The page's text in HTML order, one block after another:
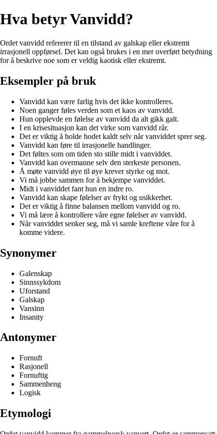
Hva betyr Vanvidd?
Ordet vanvidd refererer til en tilstand av galskap eller ekstremt
irrasjonell oppførsel. Det kan også brukes i en mer overført betydning
for å beskrive noe som er veldig kaotisk eller ekstremt.
Eksempler på bruk
Vanvidd kan være farlig hvis det ikke kontrolleres.
Noen ganger føles verden som et kaos av vanvidd.
Hun opplevde en følelse av vanvidd da alt gikk galt.
I en krisesituasjon kan det virke som vanvidd rår.
Det er viktig å holde hodet kaldt selv når vanviddet sprer seg.
Vanvidd kan føre til irrasjonelle handlinger.
Det føltes som om tiden sto stille midt i vanviddet.
Vanvidd kan overmanne selv den sterkeste personen.
Å møte vanvidd øye til øye krever styrke og mot.
Vi må jobbe sammen for å bekjempe vanviddet.
Midt i vanviddet fant hun en indre ro.
Vanvidd kan skape følelser av frykt og usikkerhet.
Det er viktig å finne balansen mellom vanvidd og ro.
Vi må lære å kontrollere våre egne følelser av vanvidd.
Når vanviddet senker seg, må vi samle kreftene våre for å
komme videre.
Synonymer
Galenskap
Sinnssykdom
Uforstand
Galskap
Vansinn
Insanity
Antonymer
Fornuft
Rasjonell
Fornuftig
Sammenheng
Logisk
Etymologi